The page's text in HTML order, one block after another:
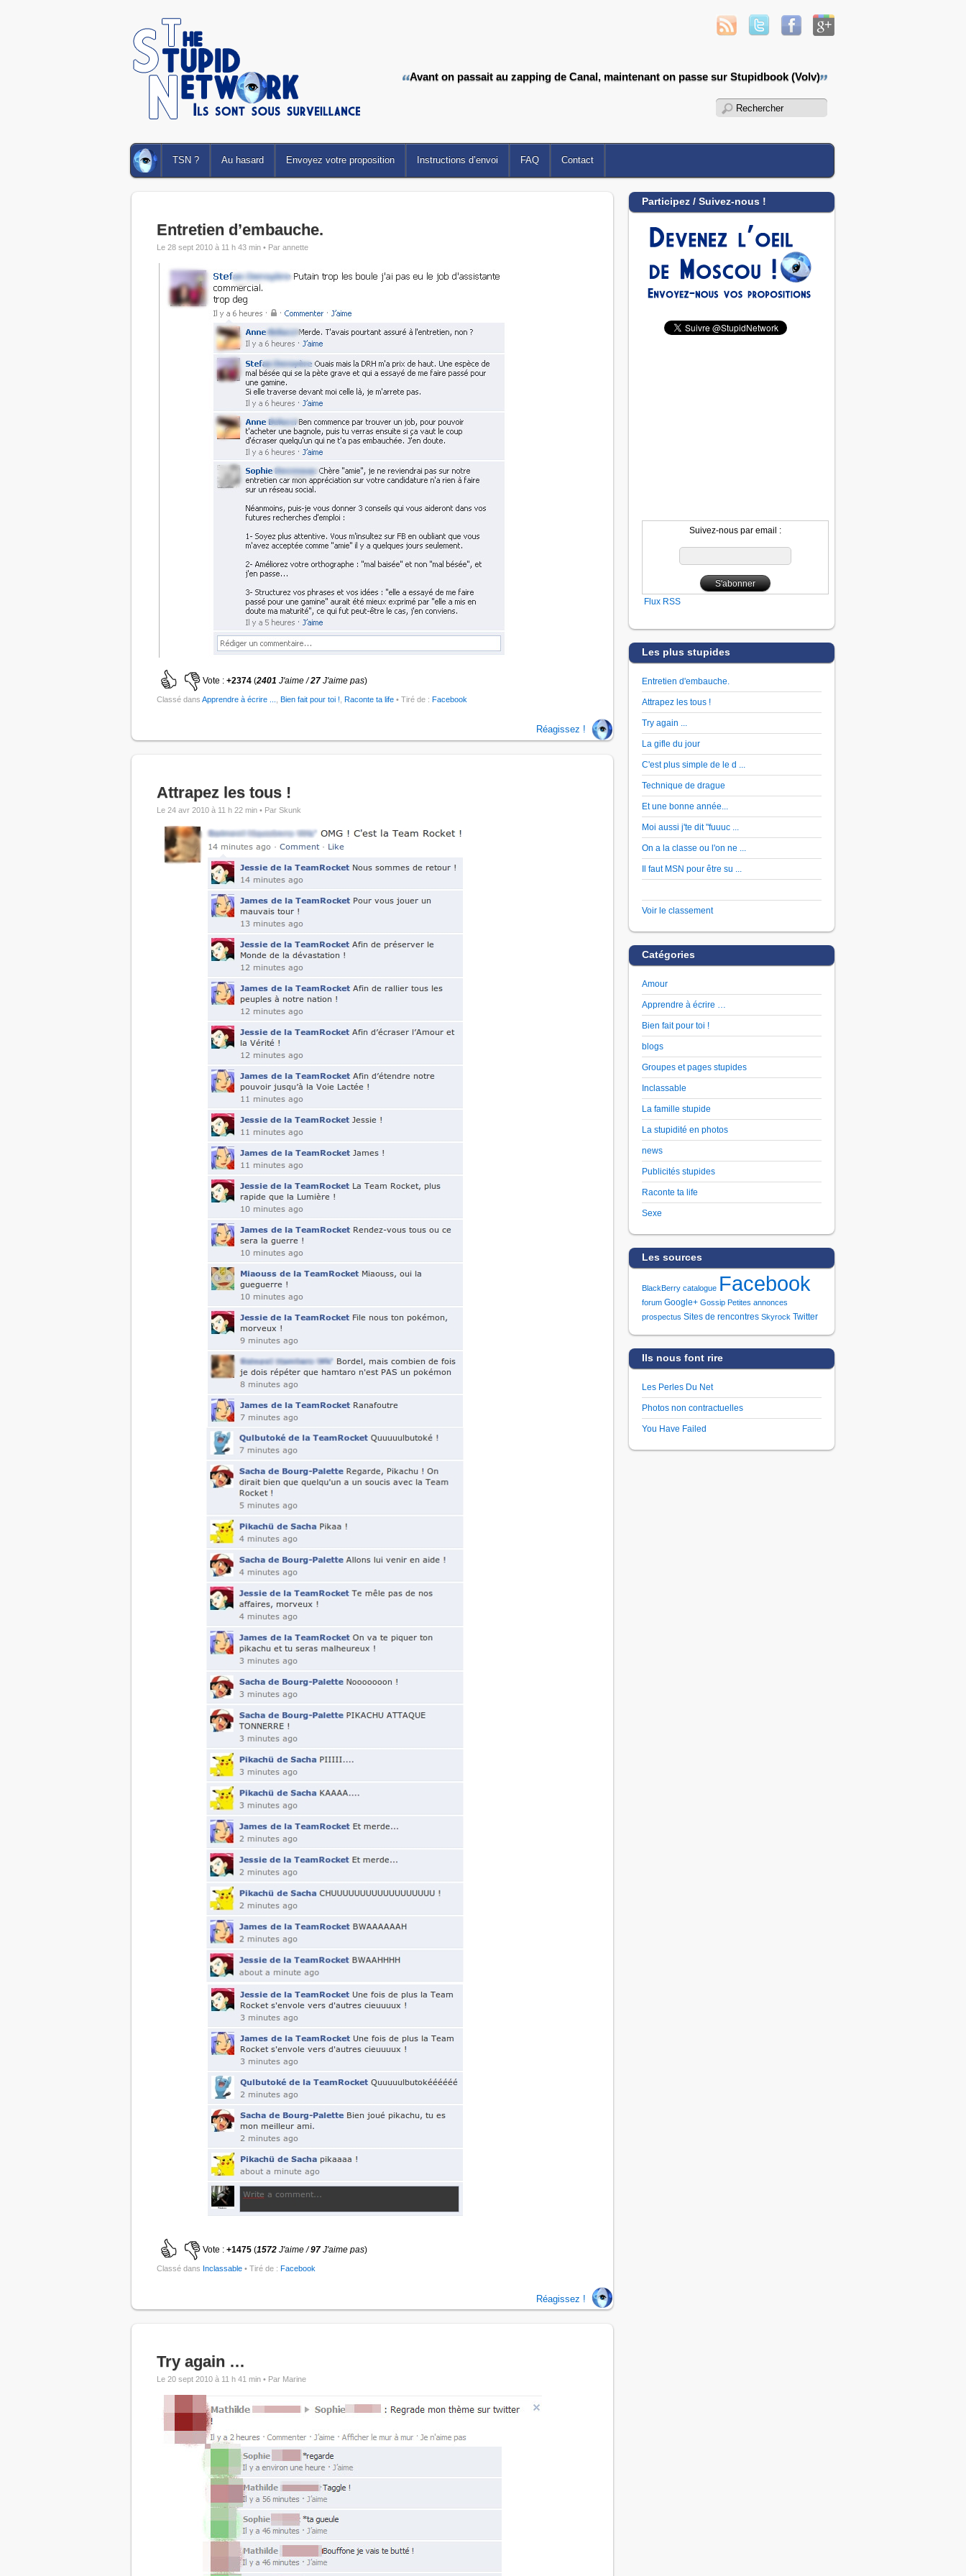
Avant on passait au zapping de Canal, maintenant on passe sur Stupidbook (Volv)
TSN ? Au hasard Envoyez votre proposition Instructions d’envoi FAQ Contact
Entretien d’embauche.
Le 28 sept 2010 à 11 h 43 min • Par annette
Vote : +2374 (2401 J'aime /27 J'aime pas)
Classé dans Apprendre à écrire ... Bien fait pour toi ! Raconte ta life • Tiré de : Facebook
Réagissez !
Attrapez les tous !
Le 24 avr 2010 à 11 h 22 min • Par Skunk
Vote : +1475 (1572 J'aime /97 J'aime pas)
Classé dans Inclassable • Tiré de : Facebook
Réagissez !
Try again …
Le 20 sept 2010 à 11 h 41 min • Par Marine
Participez / Suivez-nous !
Suivez-nous par email :
Flux RSS
Les plus stupides
Entretien d'embauche.
Attrapez les tous !
Try again ...
La gifle du jour
C'est plus simple de le d ...
Technique de drague
Et une bonne année...
Moi aussi j'te dit "fuuuc ...
On a la classe ou l'on ne ...
Il faut MSN pour être su ...
Voir le classement
Catégories
Amour
Apprendre à écrire …
Bien fait pour toi !
blogs
Groupes et pages stupides
Inclassable
La famille stupide
La stupidité en photos
news
Publicités stupides
Raconte ta life
Sexe
Les sources
BlackBerry catalogue Facebook
forum Google+ Gossip Petites annonces
prospectus Sites de rencontres Skyrock Twitter
Ils nous font rire
Les Perles Du Net
Photos non contractuelles
You Have Failed